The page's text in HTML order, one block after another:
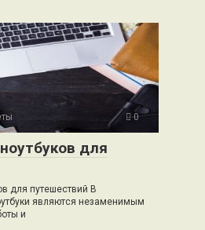
0
для
для путешествий В
являются незаменимым
и